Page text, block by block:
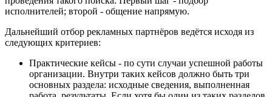
исполнителей; второй - общение напрямую.
Дальнейший отбор рекламных партнёров ведётся исходя из
следующих критериев:
Практические кейсы - по сути случаи успешной работы
организации. Внутри таких кейсов должно быть три
основных раздела: исходные сведения, выполненная